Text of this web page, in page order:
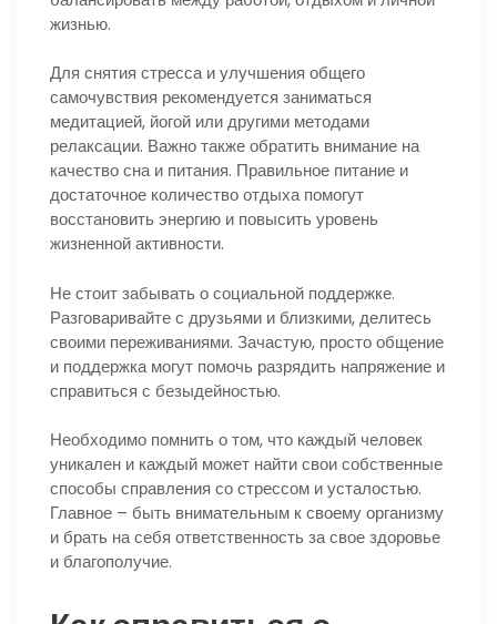
жизнью.
Для снятия стресса и улучшения общего
самочувствия рекомендуется заниматься
медитацией, йогой или другими методами
релаксации. Важно также обратить внимание на
качество сна и питания. Правильное питание и
достаточное количество отдыха помогут
восстановить энергию и повысить уровень
жизненной активности.
Не стоит забывать о социальной поддержке.
Разговаривайте с друзьями и близкими, делитесь
своими переживаниями. Зачастую, просто общение
и поддержка могут помочь разрядить напряжение и
справиться с безыдейностью.
Необходимо помнить о том, что каждый человек
уникален и каждый может найти свои собственные
способы справления со стрессом и усталостью.
Главное – быть внимательным к своему организму
и брать на себя ответственность за свое здоровье
и благополучие.